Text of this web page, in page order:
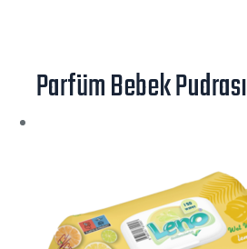
Parfüm Bebek Pudrası